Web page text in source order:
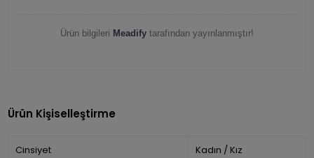
Ürün bilgileri Meadify tarafından yayınlanmıştır!
Ürün Kişiselleştirme
Cinsiyet Kadın / Kız